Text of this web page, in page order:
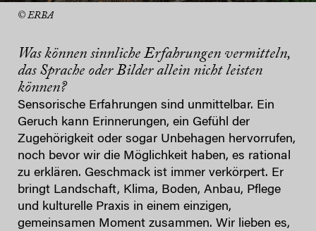
© ERBA
Was können sinnliche Erfahrungen vermitteln,
das Sprache oder Bilder allein nicht leisten
können?
Sensorische Erfahrungen sind unmittelbar. Ein
Geruch kann Erinnerungen, ein Gefühl der
Zugehörigkeit oder sogar Unbehagen hervorrufen,
noch bevor wir die Möglichkeit haben, es rational
zu erklären. Geschmack ist immer verkörpert. Er
bringt Landschaft, Klima, Boden, Anbau, Pflege
und kulturelle Praxis in einem einzigen,
gemeinsamen Moment zusammen. Wir lieben es,